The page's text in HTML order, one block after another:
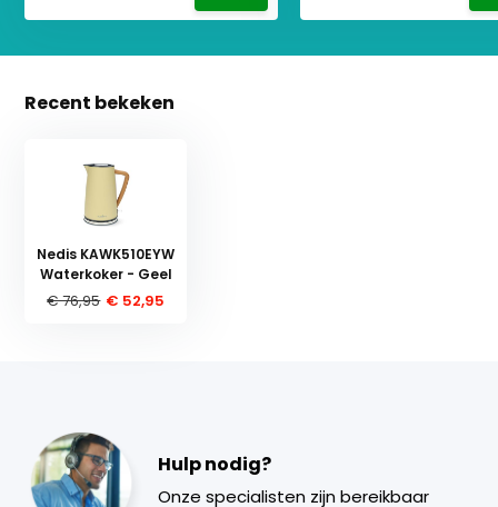
Recent bekeken
Nedis KAWK510EYW
Waterkoker - Geel
€ 76,95 € 52,95
Hulp nodig?
Onze specialisten zijn bereikbaar